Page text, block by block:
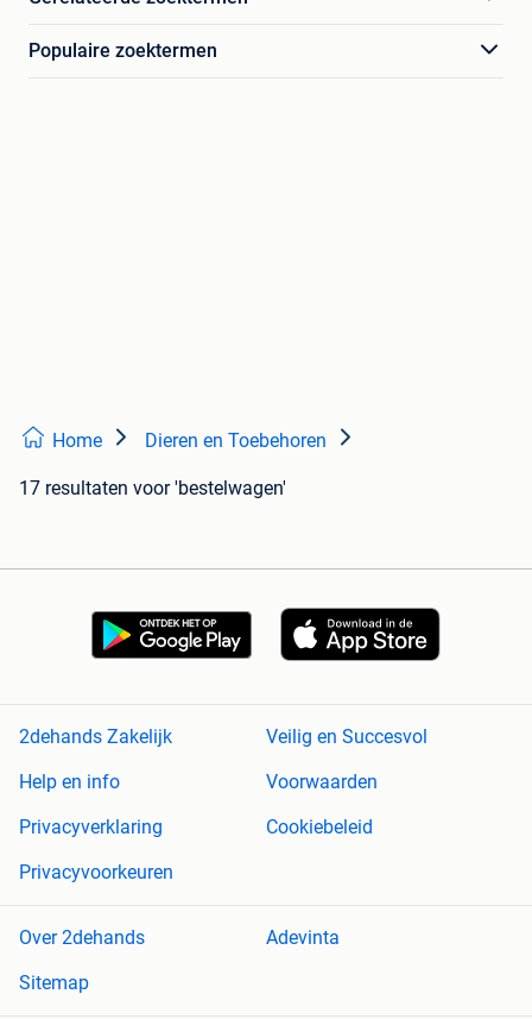
Populaire zoektermen
Home Dieren en Toebehoren
17 resultaten voor 'bestelwagen'
2dehands Zakelijk
Veilig en Succesvol
Help en info
Voorwaarden
Privacyverklaring
Cookiebeleid
Privacyvoorkeuren
Over 2dehands
Adevinta
Sitemap